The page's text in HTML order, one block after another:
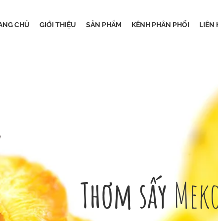
CHỦ GIỚI THIỆU SẢN PHẨM KÊNH PHÂN PHỐI LIÊN
Thơm sấy